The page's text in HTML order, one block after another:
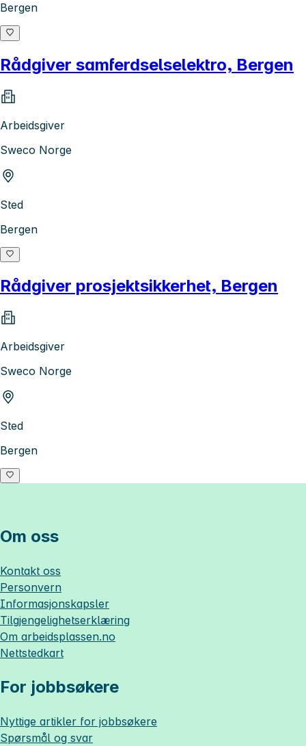
Bergen
Rådgiver samferdselselektro, Bergen
Arbeidsgiver
Sweco Norge
Sted
Bergen
Rådgiver prosjektsikkerhet, Bergen
Arbeidsgiver
Sweco Norge
Sted
Bergen
Om oss
Kontakt oss
Personvern
Informasjonskapsler
Tilgjengelighetserklæring
Om arbeidsplassen.no
Nettstedkart
For jobbsøkere
Nyttige artikler for jobbsøkere
Spørsmål og svar